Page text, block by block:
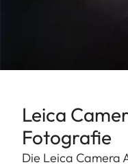
Leica
Fotografie
Die Leica Camera